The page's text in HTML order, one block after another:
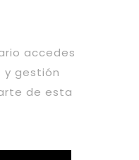
accedes
y gestión
de esta